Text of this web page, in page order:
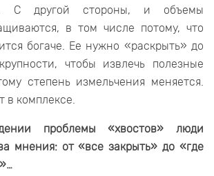
С другой стороны, и объемы
в том числе потому, что
богаче. Ее нужно «раскрыть» до
чтобы извлечь полезные
степень измельчения меняется.
в комплексе.
проблемы «хвостов» люди
мнения: от «все закрыть» до «где